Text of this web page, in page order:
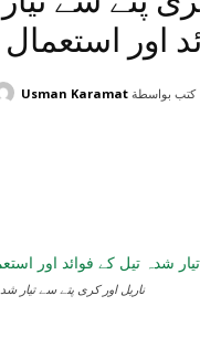
اور استعمال
كتب بواسطة Usman Karamat
ناریل اور کری پتے سے تیار